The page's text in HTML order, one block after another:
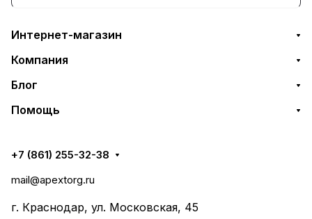
Интернет-магазин
Компания
Блог
Помощь
+7 (861) 255-32-38
mail@apextorg.ru
г. Краснодар, ул. Московская, 45